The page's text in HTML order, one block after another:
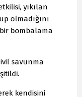
yıkılan
olmadığını
bombalama
savunma
kendisini